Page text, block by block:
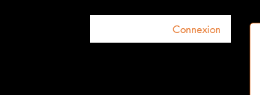
Connexion